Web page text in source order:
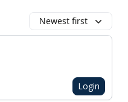
Newest first
Login